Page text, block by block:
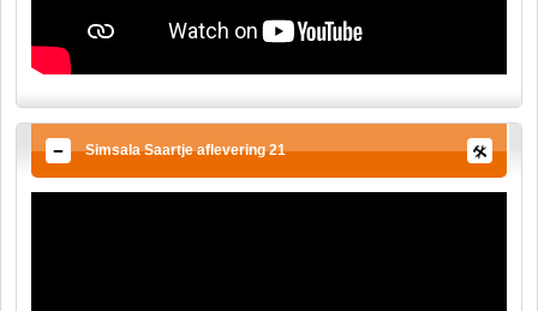
Simsala Saartje aflevering 21